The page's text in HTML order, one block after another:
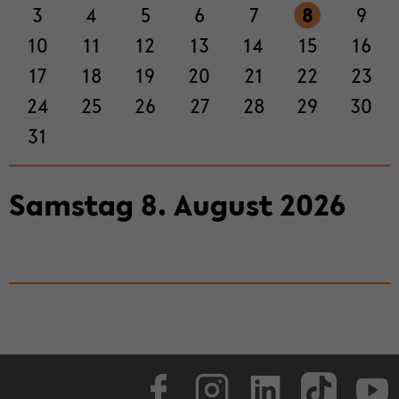
seln
3
4 5 6 7 8
9
10
11 12 13 14 15
16
17
18 19 20 21 22
23
24
25 26 27 28 29
30
31
Sams­tag 8. Au­gust2026
Face­book